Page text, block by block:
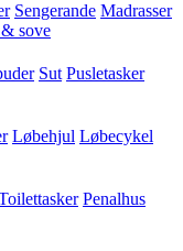
Sengerande Madrasser
sove
Sut Pusletasker
Løbehjul Løbecykel
Penalhus